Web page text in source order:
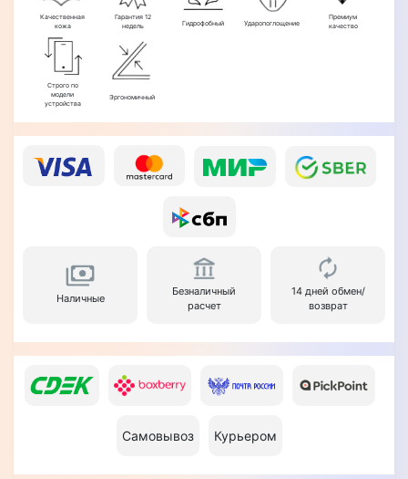
Качественная
кожа
Гарантия 12
недель
Гидрофобный Ударопоглощение
Премиум
качество
Строго по
модели
устройства
Эргономичный
Наличные
Безналичный
расчет
14 дней обмен/
возврат
Самовывоз Курьером